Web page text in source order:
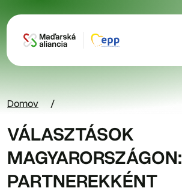
Domov
VÁLASZTÁSOK
MAGYARORSZÁGON:
PARTNEREKKÉNT